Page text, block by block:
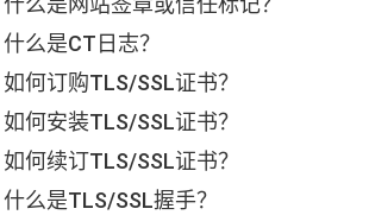
什么是CT日志？
如何订购TLS/SSL证书？
如何安装TLS/SSL证书？
如何续订TLS/SSL证书？
什么是TLS/SSL握手？